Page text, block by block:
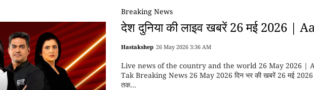
Breaking News
देश दुनिया की लाइव खबरें 26 मई 2026 |
Hastakshep 26 May 2026 3:36 AM
Live news of the country and the world 26 May 2026 |
Tak Breaking News 26 May 2026 दिन भर की खबरें 26 मई 2026
तक...